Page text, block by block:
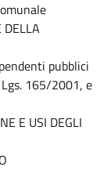
DELLA
pubblici
Lgs. 165/2001, e
E USI DEGLI